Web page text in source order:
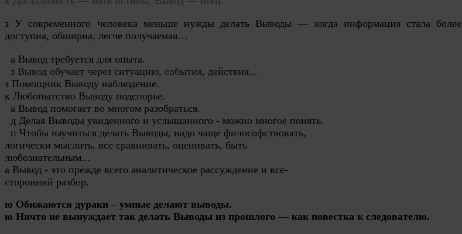
з У современного человека меньше нужды делать Выводы — когда информация стала более
доступна, обширна, легче получаемая…
а Вывод требуется для опыта.
з Вывод обучает через ситуацию, события, действия...
з Помощник Выводу наблюдение.
к Любопытство Выводу подспорье.
а Вывод помогает во многом разобраться.
д Делая Выводы увиденного и услышанного - можно многое понять.
п Чтобы научиться делать Выводы, надо чаще философствовать,
логически мыслить, все сравнивать, оценивать, быть
любознательным...
а Вывод - это прежде всего аналитическое рассуждение и все-
сторонний разбор.
ю Обижаются дураки – умные делают выводы.
ю Ничто не вынуждает так делать Выводы из прошлого — как повестка к следователю.